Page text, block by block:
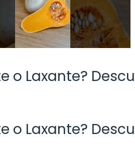
o Laxante?
o Laxante?